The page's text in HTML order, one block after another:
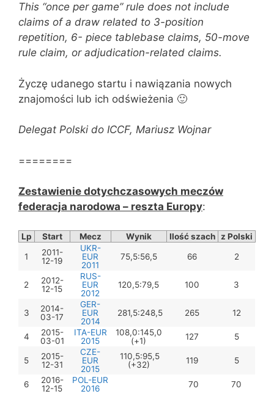
This “once per game” rule does not include
claims of a draw related to 3-position
repetition, 6- piece tablebase claims, 50-move
rule claim, or adjudication-related claims.
Życzę udanego startu i nawiązania nowych
znajomości lub ich odświeżenia 🙂
Delegat Polski do ICCF, Mariusz Wojnar
========
Zestawienie dotychczasowych meczów
federacja narodowa – reszta Europy:
Lp Start Mecz Wynik Ilość szach z Polski
1
2011-
12-19
UKR-
EUR
2011
75,5:56,5 66 2
2
2012-
12-15
RUS-
EUR
2012
120,5:79,5 100 3
3
2014-
03-17
GER-
EUR
2014
281,5:248,5 265 12
4
2015-
03-01
ITA-EUR
2015
108,0:145,0
(+1)
127 5
5
2015-
12-31
CZE-
EUR
2015
110,5:95,5
(+32)
119 5
6
2016-
12-15
POL-EUR
2016
70 70